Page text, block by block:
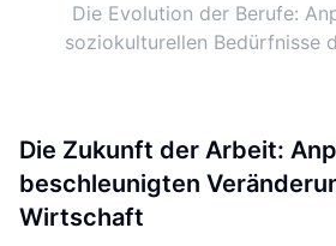
Die Evolution der Berufe:
soziokulturellen Bedürfnisse
Die Zukunft der Arbeit:
beschleunigten
Wirtschaft